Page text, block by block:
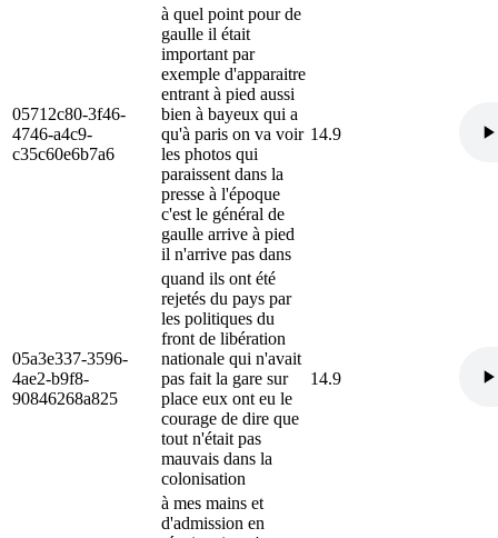
05712c80-3f46-
4746-a4c9-
c35c60e6b7a6
à quel point pour de
gaulle il était
important par
exemple d'apparaitre
entrant à pied aussi
bien à bayeux qui a
qu'à paris on va voir
les photos qui
paraissent dans la
presse à l'époque
c'est le général de
gaulle arrive à pied
il n'arrive pas dans
14.9
05a3e337-3596-
4ae2-b9f8-
90846268a825
quand ils ont été
rejetés du pays par
les politiques du
front de libération
nationale qui n'avait
pas fait la gare sur
place eux ont eu le
courage de dire que
tout n'était pas
mauvais dans la
colonisation
14.9
à mes mains et
d'admission en